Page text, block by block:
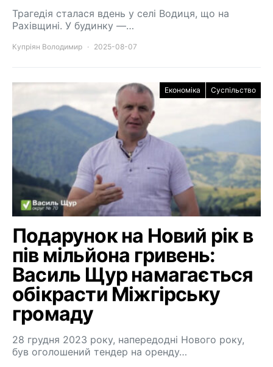
Трагедія сталася вдень у селі Водиця, що на
Рахівщині. У будинку —…
Купріян Володимир 2025-08-07
Економіка Суспільство
Подарунок на Новий рік в
пів мільйона гривень:
Василь Щур намагається
обікрасти Міжгірську
громаду
28 грудня 2023 року, напередодні Нового року,
був оголошений тендер на оренду…